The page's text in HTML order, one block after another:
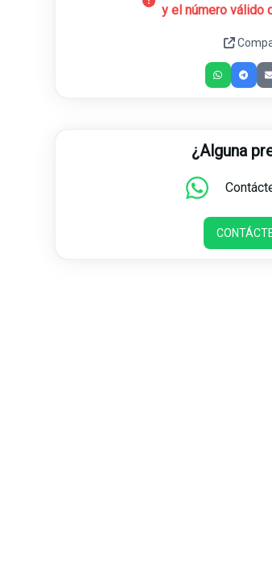
y el número válido
¿Alguna